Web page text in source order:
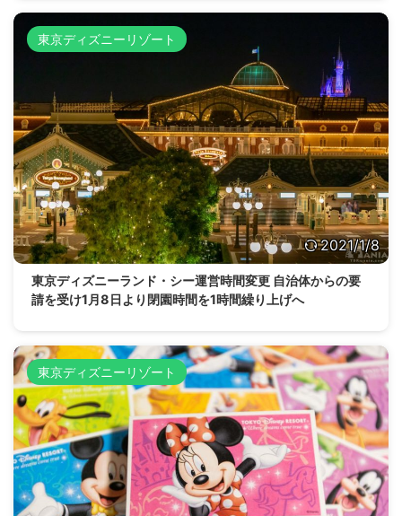
東京ディズニーリゾート
2021/1/8
東京ディズニーランド・シー運営時間変更 自治体からの要
請を受け1月8日より閉園時間を1時間繰り上げへ
東京ディズニーリゾート